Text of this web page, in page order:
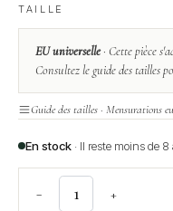
TAILLE
EU universelle· Cette pièce
Consultez le guide des tailles
Guide des tailles · Mensurations
En stock · Il reste moins de
− +